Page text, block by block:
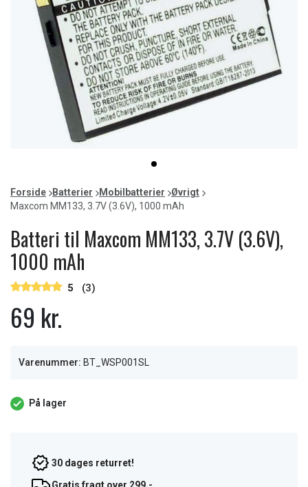
item
0
of
1
Forside Batterier Mobilbatterier
Øvrigt
Maxcom MM133, 3.7V (3.6V), 1000 mAh
Batteri til Maxcom MM133, 3.7V (3.6V),
1000 mAh
5 (3)
69 kr.
Varenummer: BT_WSP001SL
På lager
30 dages returret!